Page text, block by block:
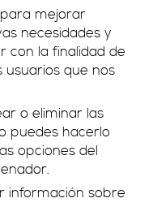
mejorar
necesidades y
con la finalidad de
que nos
o eliminar las
puedes hacerlo
opciones del
información sobre